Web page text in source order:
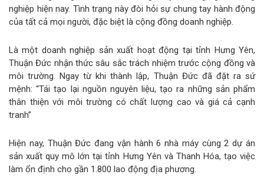
nghiệp hiện nay. Tình trạng này đòi hỏi sự chung tay hành động
của tất cả mọi người, đặc biệt là cộng đồng doanh nghiệp.
Là một doanh nghiệp sản xuất hoạt động tại tỉnh Hưng Yên,
Thuận Đức nhận thức sâu sắc trách nhiệm trước cộng đồng và
môi trường. Ngay từ khi thành lập, Thuận Đức đã đặt ra sứ
mệnh: “Tái tạo lại nguồn nguyên liệu, tạo ra những sản phẩm
thân thiện với môi trường có chất lượng cao và giá cả cạnh
tranh”
Hiện nay, Thuận Đức đang vận hành 6 nhà máy cùng 2 dự án
sản xuất quy mô lớn tại tỉnh Hưng Yên và Thanh Hóa, tạo việc
làm ổn định cho gần 1.800 lao động địa phương.